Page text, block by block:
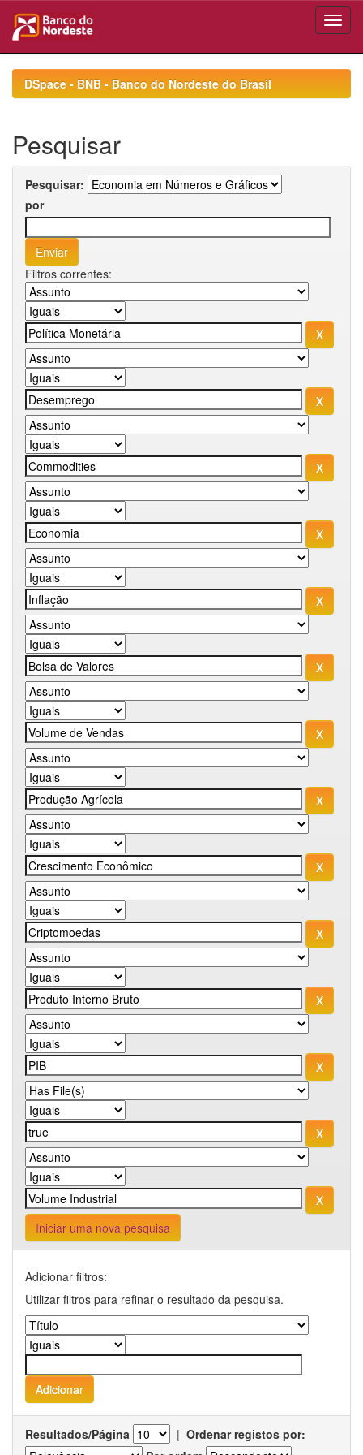
navigationDSpace - BNB - Banco do Nordeste do Brasil
Pesquisar
Pesquisar:
por
Filtros correntes:
Iniciar uma nova pesquisa
Adicionar filtros:
Utilizar filtros para refinar o resultado da pesquisa.
Resultados/Página | Ordenar registos por: